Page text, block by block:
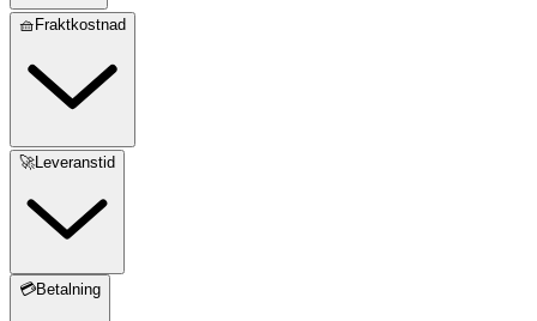
🧺Fraktkostnad
🚀Leveranstid
💳Betalning